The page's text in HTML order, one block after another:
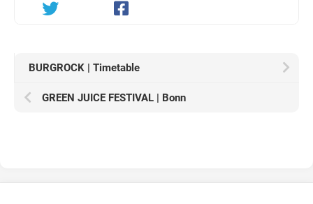
BURGROCK | Timetable
GREEN JUICE FESTIVAL | Bonn